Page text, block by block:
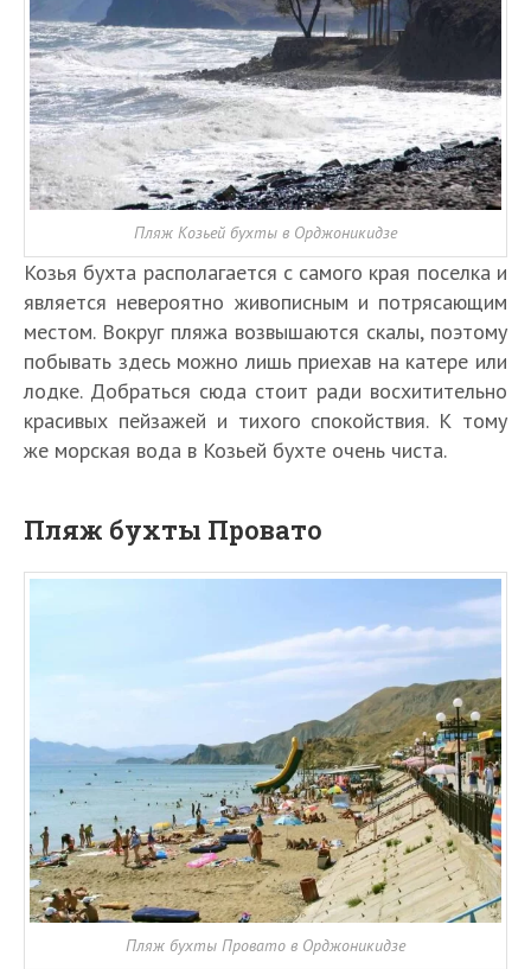
Пляж Козьей бухты в Орджоникидзе
Козья бухта располагается с самого края поселка и
является невероятно живописным и потрясающим
местом. Вокруг пляжа возвышаются скалы, поэтому
побывать здесь можно лишь приехав на катере или
лодке. Добраться сюда стоит ради восхитительно
красивых пейзажей и тихого спокойствия. К тому
же морская вода в Козьей бухте очень чиста.
Пляж бухты Провато
Пляж бухты Провато в Орджоникидзе